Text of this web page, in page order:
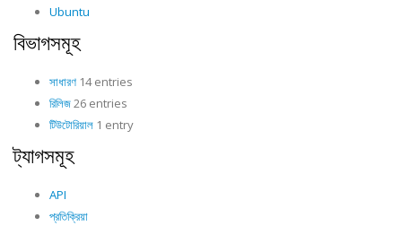
Ubuntu
বিভাগসমূহ
সাধারণ 14 entries
রিলিজ26 entries
টিউটোরিয়াল 1 entry
ট্যাগসমূহ
API
প্রতিক্রিয়া